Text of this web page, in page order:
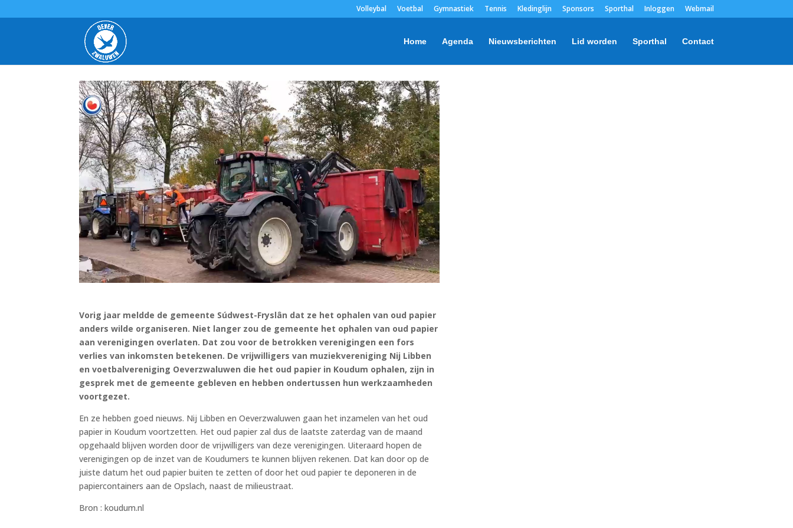
Volleybal Voetbal Gymnastiek Tennis Kledinglijn Sponsors Sporthal Inloggen Webmail
Home Agenda Nieuwsberichten Lid worden Sporthal Contact
Vorig jaar meldde de gemeente Súdwest-Fryslân dat ze het ophalen van oud papier
anders wilde organiseren. Niet langer zou de gemeente het ophalen van oud papier
aan verenigingen overlaten. Dat zou voor de betrokken verenigingen een fors
verlies van inkomsten betekenen. De vrijwilligers van muziekvereniging Nij Libben
en voetbalvereniging Oeverzwaluwen die het oud papier in Koudum ophalen, zijn in
gesprek met de gemeente gebleven en hebben ondertussen hun werkzaamheden
voortgezet.
En ze hebben goed nieuws. Nij Libben en Oeverzwaluwen gaan het inzamelen van het oud
papier in Koudum voortzetten. Het oud papier zal dus de laatste zaterdag van de maand
opgehaald blijven worden door de vrijwilligers van deze verenigingen. Uiteraard hopen de
verenigingen op de inzet van de Koudumers te kunnen blijven rekenen. Dat kan door op de
juiste datum het oud papier buiten te zetten of door het oud papier te deponeren in de
papiercontainers aan de Opslach, naast de milieustraat.
Bron : koudum.nl